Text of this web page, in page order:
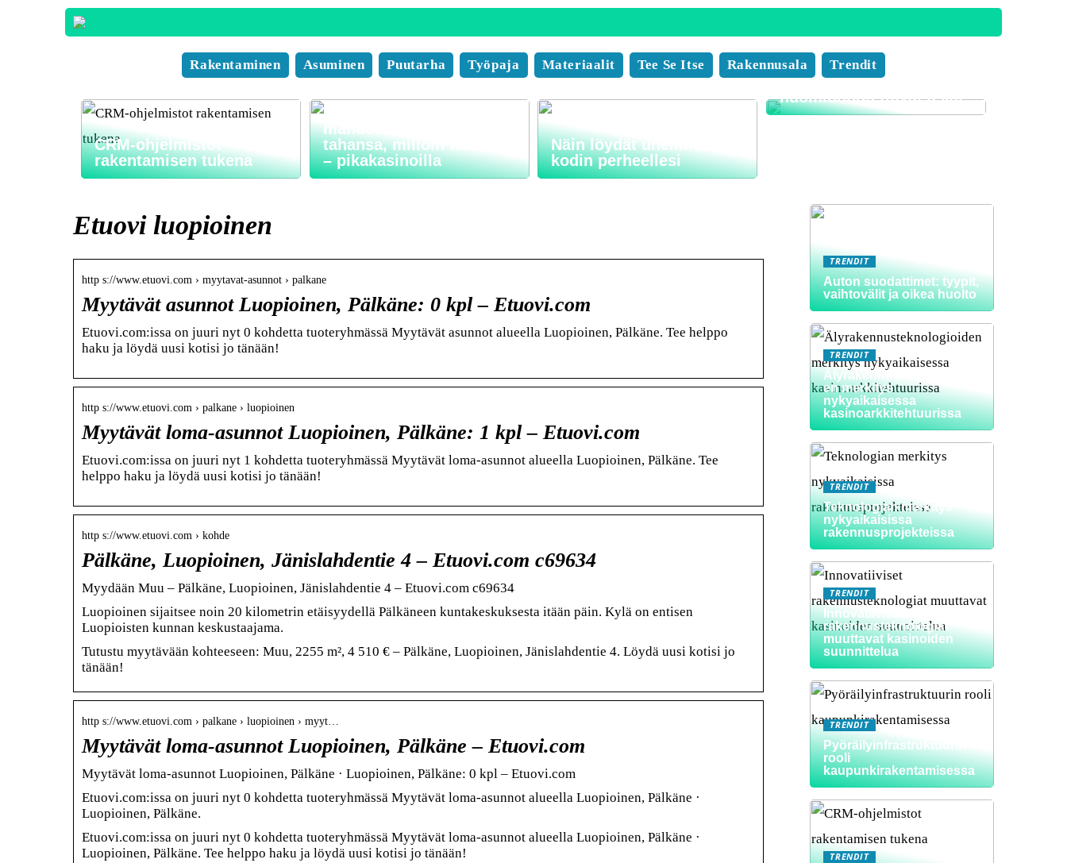
Rakentaminen Asuminen Puutarha Työpaja Materiaalit Tee Se Itse Rakennusala Trendit
CRM-ohjelmistot
rakentamisen tukena
Nyt pelaaminen on
mahdollista missä
tahansa, milloin tahansa
– pikakasinoilla
Näin löydät unelmiesi
kodin perheellesi
Muuttofirman valinnan
edut ja tärkeät
huomioonotettavat asiat
Etuovi luopioinen
http s://www.etuovi.com › myytavat-asunnot › palkane
Myytävät asunnot Luopioinen, Pälkäne: 0 kpl – Etuovi.com
Etuovi.com:issa on juuri nyt 0 kohdetta tuoteryhmässä Myytävät asunnot alueella Luopioinen, Pälkäne. Tee helppo
haku ja löydä uusi kotisi jo tänään!
http s://www.etuovi.com › palkane › luopioinen
Myytävät loma-asunnot Luopioinen, Pälkäne: 1 kpl – Etuovi.com
Etuovi.com:issa on juuri nyt 1 kohdetta tuoteryhmässä Myytävät loma-asunnot alueella Luopioinen, Pälkäne. Tee
helppo haku ja löydä uusi kotisi jo tänään!
http s://www.etuovi.com › kohde
Pälkäne, Luopioinen, Jänislahdentie 4 – Etuovi.com c69634
Myydään Muu – Pälkäne, Luopioinen, Jänislahdentie 4 – Etuovi.com c69634
Luopioinen sijaitsee noin 20 kilometrin etäisyydellä Pälkäneen kuntakeskuksesta itään päin. Kylä on entisen
Luopioisten kunnan keskustaajama.
Tutustu myytävään kohteeseen: Muu, 2255 m², 4 510 € – Pälkäne, Luopioinen, Jänislahdentie 4. Löydä uusi kotisi jo
tänään!
http s://www.etuovi.com › palkane › luopioinen › myyt…
Myytävät loma-asunnot Luopioinen, Pälkäne – Etuovi.com
Myytävät loma-asunnot Luopioinen, Pälkäne · Luopioinen, Pälkäne: 0 kpl – Etuovi.com
Etuovi.com:issa on juuri nyt 0 kohdetta tuoteryhmässä Myytävät loma-asunnot alueella Luopioinen, Pälkäne ·
Luopioinen, Pälkäne.
Etuovi.com:issa on juuri nyt 0 kohdetta tuoteryhmässä Myytävät loma-asunnot alueella Luopioinen, Pälkäne ·
Luopioinen, Pälkäne. Tee helppo haku ja löydä uusi kotisi jo tänään!
TRENDIT
Auton suodattimet: tyypit,
vaihtovälit ja oikea huolto
TRENDIT
Älyrakennusteknologioid
en merkitys
nykyaikaisessa
kasinoarkkitehtuurissa
TRENDIT
Teknologian merkitys
nykyaikaisissa
rakennusprojekteissa
TRENDIT
Innovatiiviset
rakennusteknologiat
muuttavat kasinoiden
suunnittelua
TRENDIT
Pyöräilyinfrastruktuurin
rooli
kaupunkirakentamisessa
TRENDIT